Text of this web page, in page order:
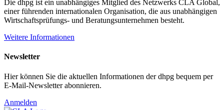
Die dhpg ist ein unabhängiges Mitglied des Netzwerks CLA Global,
einer führenden internationalen Organisation, die aus unabhängigen
Wirtschaftsprüfungs- und Beratungsunternehmen besteht.
Weitere Informationen
Newsletter
Hier können Sie die aktuellen Informationen der dhpg bequem per
E-Mail-Newsletter abonnieren.
Anmelden